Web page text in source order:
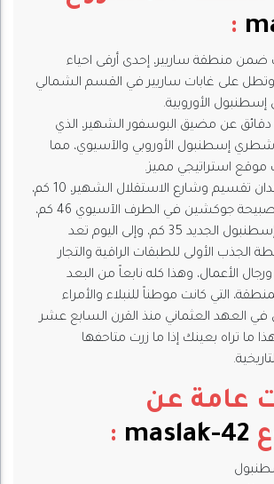
:
منطقة ساريير، إحدى أرقى احياء
على غابات ساريير في القسم الشمالي
الأوروبية.
تبعد نحو 5 دقائق عن مضيق البوسفور الشهير، الذي
إسطنبول الأوروبي والآسيوي، مما
موقع استراتيجي مميز.
تبعد عن ميدان تقسيم وشارع الاستقلال الشهير، 10 كم،
وعن مطار صبيحة جوكشين في الطرف الآسيوي 46 كم،
وعن مطار إسطنبول الجديد 35 كم، وإلى اليوم تعد
الأولى للطبقات الراقية والتجار
الأعمال، وهذا كله نابعاً من البعد
التي كانت موطناً للنبلاء والأمراء
العهد العثماني منذ القرن السابع عشر
ما تراه بعينك إذا ما زرت متاحفها
عامة عن
maslak-42
: